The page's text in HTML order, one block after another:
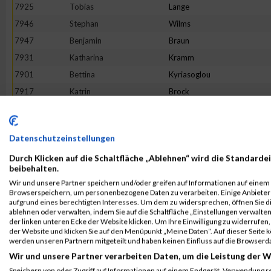
7925
Tobias Lange
7946
Stephan Wilms
7947
Benjamin Braun
7931
Katharina Kramm
7901
Bettina Kyriasoglou
7917
Katrin Brock
7908
7902
Doreen
7940
Anja Fricke
7916
Jessica Hansen
7913
Jana Eckhardt
7911
Vanessa Gerdes
7918
Anna Axelrud
7906
Aykut Akyel
Datenschutzeinstellungen
Durch Klicken auf die Schaltfläche „Ablehnen“ wird die
beibehalten.
Wir und unsere Partner speichern und/oder greifen auf Informationen auf einem
Browserspeichern, um personenbezogene Daten zu verarbeiten. Einige
aufgrund eines berechtigten Interesses. Um dem zu widersprechen, öffnen Sie
ablehnen oder verwalten, indem Sie auf die Schaltfläche „Einstellungen
der linken unteren Ecke der Website klicken. Um Ihre Einwilligung zu
der Website und klicken Sie auf den Menüpunkt „Meine Daten“. Auf dieser
werden unseren Partnern mitgeteilt und haben keinen Einfluss auf die
Wir und unsere Partner verarbeiten Daten, um die Leistung der